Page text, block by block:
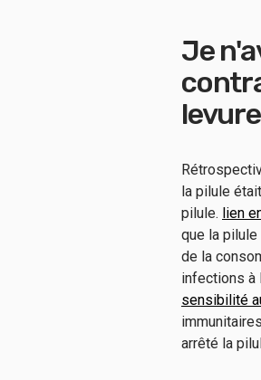
Je
la pilule
pilule. lien
que la
de la
infections à
sensibilité
arrêté la